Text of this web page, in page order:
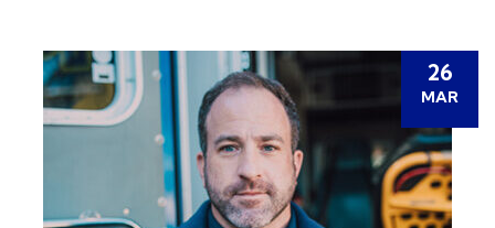
26
MAR